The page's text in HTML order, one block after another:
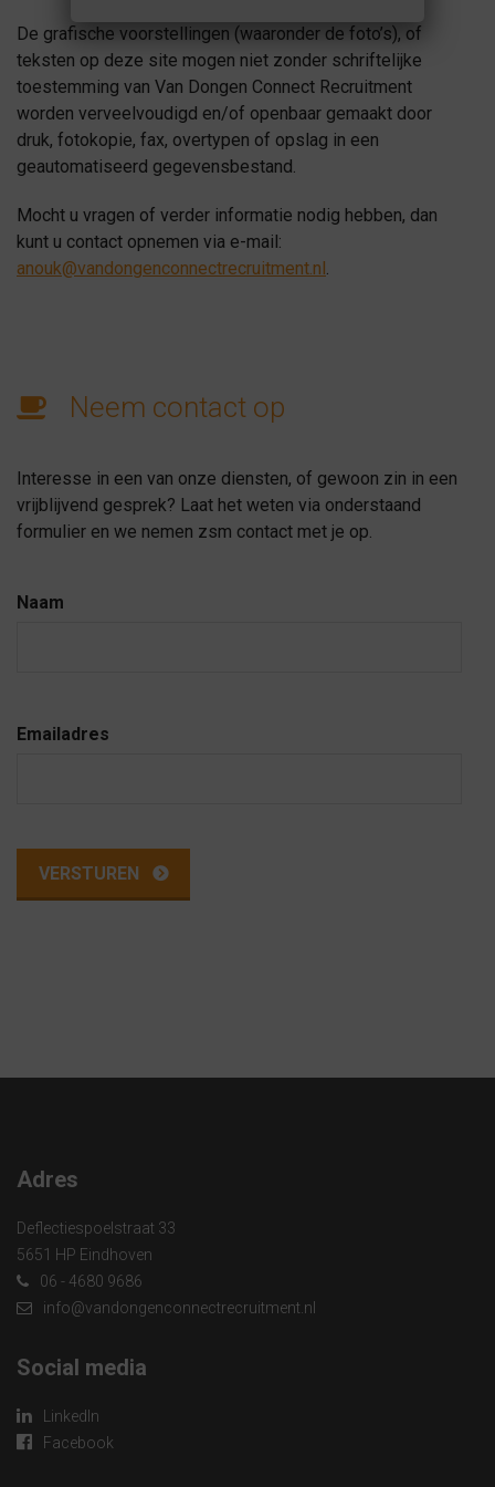
De grafische voorstellingen (waaronder de foto’s), of
teksten op deze site mogen niet zonder schriftelijke
toestemming van Van Dongen Connect Recruitment
worden verveelvoudigd en/of openbaar gemaakt door
druk, fotokopie, fax, overtypen of opslag in een
geautomatiseerd gegevensbestand.
Mocht u vragen of verder informatie nodig hebben, dan
kunt u contact opnemen via e-mail:
anouk@vandongenconnectrecruitment.nl.
Neem contact op
Interesse in een van onze diensten, of gewoon zin in een
vrijblijvend gesprek? Laat het weten via onderstaand
formulier en we nemen zsm contact met je op.
Naam
Emailadres
Adres
Deflectiespoelstraat 33
5651 HP Eindhoven
06 - 4680 9686
info@vandongenconnectrecruitment.nl
Social media
LinkedIn
Facebook